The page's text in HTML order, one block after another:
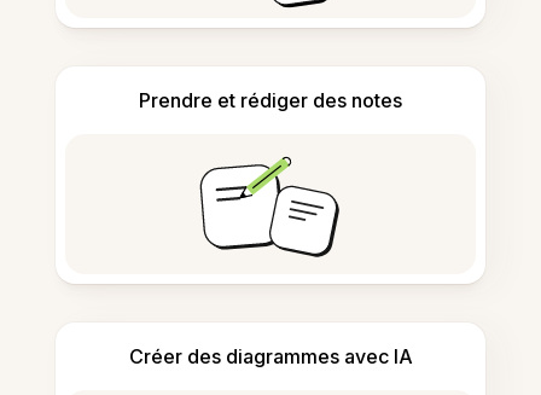
Prendre et rédiger des notes
Créer des diagrammes avec IA